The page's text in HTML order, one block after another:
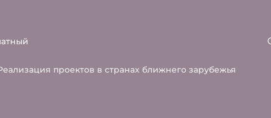
проектов в странах ближнего зарубежья